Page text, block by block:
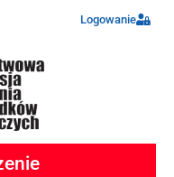
Logowanie